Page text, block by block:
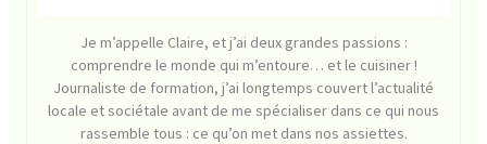
Je m’appelle Claire, et j’ai deux grandes passions :
comprendre le monde qui m’entoure… et le cuisiner !
Journaliste de formation, j’ai longtemps couvert l’actualité
locale et sociétale avant de me spécialiser dans ce qui nous
rassemble tous : ce qu’on met dans nos assiettes.